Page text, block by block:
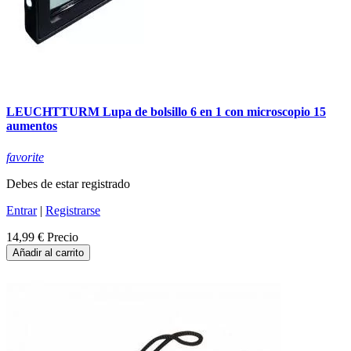
LEUCHTTURM Lupa de bolsillo 6 en 1 con microscopio 15
aumentos
favorite
Debes de estar registrado
Entrar| Registrarse
14,99 € Precio
Añadir al carrito